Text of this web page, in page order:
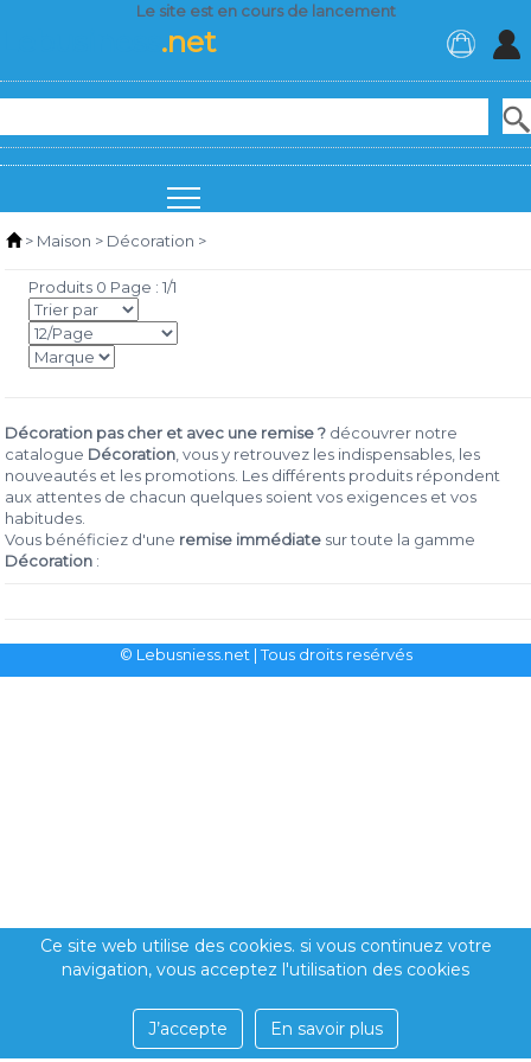
Le site est en cours de lancement
.net
> Maison > Décoration >
Produits 0 Page : 1/1
Décoration pas cher et avec une remise ? découvrer notre
catalogue Décoration , vous y retrouvez les indispensables, les
nouveautés et les promotions. Les différents produits répondent
aux attentes de chacun quelques soient vos exigences et vos
habitudes.
Vous bénéficiez d'une remise immédiate sur toute la gamme
Décoration :
Ce site web utilise des cookies. si vous continuez votre
navigation, vous acceptez l'utilisation des cookies
J’accepte En savoir plus
© Lebusniess.net | Tous droits resérvés